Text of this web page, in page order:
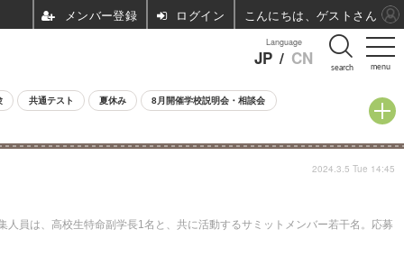
menu
Language
JP / CN search
共通テスト 夏休み 8月開催学校説明会・相談会
員は、高校生特命副学長1名と、共に活動するサミットメンバー若干名。応募
2024.3.5 Tue 14:45
ログイン こんにちは、ゲストさん